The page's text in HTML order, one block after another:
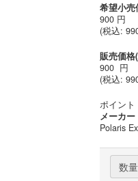
希望小売
900 円
(税込:
販売価格
900 円
(税込:
ポイント
メーカー
Polaris
数量